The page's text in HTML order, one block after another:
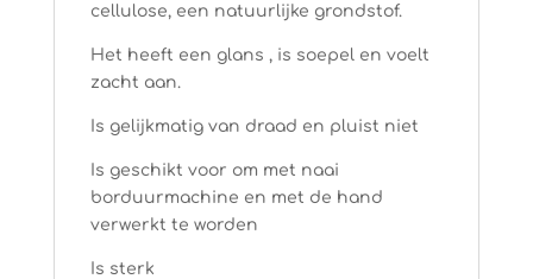
cellulose, een natuurlijke grondstof.
Het heeft een glans , is soepel en voelt
zacht aan.
Is gelijkmatig van draad en pluist niet
Is geschikt voor om met naai
borduurmachine en met de hand
verwerkt te worden
Is sterk